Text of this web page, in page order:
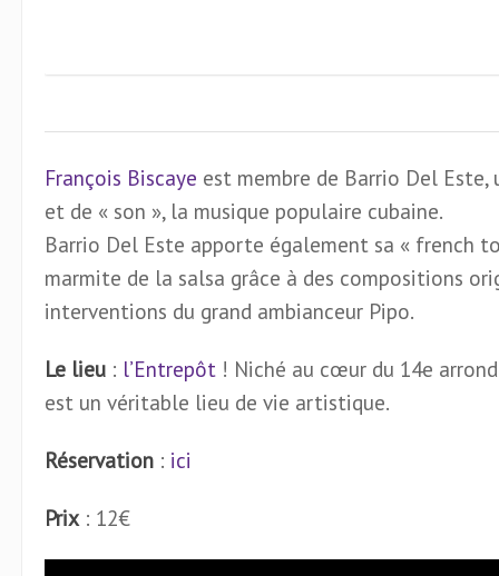
François Biscaye est membre de Barrio Del
et de « son », la musique populaire cubaine.
Barrio Del Este apporte également sa « french
marmite de la salsa grâce à des compositions
interventions du grand ambianceur Pipo.
Le lieu : l’Entrepôt ! Niché au cœur du 14e
est un véritable lieu de vie artistique.
Réservation : ici
Prix: 12€